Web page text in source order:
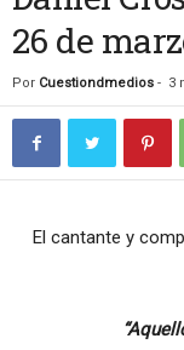
26 de
Por Cuestiondmedios - 3
El cantante y